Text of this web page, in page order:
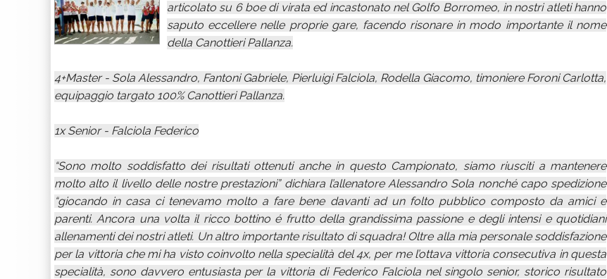
articolato su 6 boe di virata ed incastonato nel Golfo Borromeo, in nostri atleti hanno
saputo eccellere nelle proprie gare, facendo risonare in modo importante il nome
della Canottieri Pallanza.
4+Master - Sola Alessandro, Fantoni Gabriele, Pierluigi Falciola, Rodella Giacomo, timoniere Foroni Carlotta,
equipaggio targato 100% Canottieri Pallanza.
1x Senior - Falciola Federico
“Sono molto soddisfatto dei risultati ottenuti anche in questo Campionato, siamo riusciti a mantenere
molto alto il livello delle nostre prestazioni” dichiara l’allenatore Alessandro Sola nonché capo spedizione
“giocando in casa ci tenevamo molto a fare bene davanti ad un folto pubblico composto da amici e
parenti. Ancora una volta il ricco bottino é frutto della grandissima passione e degli intensi e quotidiani
allenamenti dei nostri atleti. Un altro importante risultato di squadra! Oltre alla mia personale soddisfazione
per la vittoria che mi ha visto coinvolto nella specialità del 4x, per me l’ottava vittoria consecutiva in questa
specialità, sono davvero entusiasta per la vittoria di Federico Falciola nel singolo senior, storico risultato